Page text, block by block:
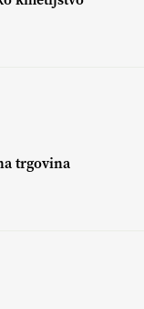
trgovina